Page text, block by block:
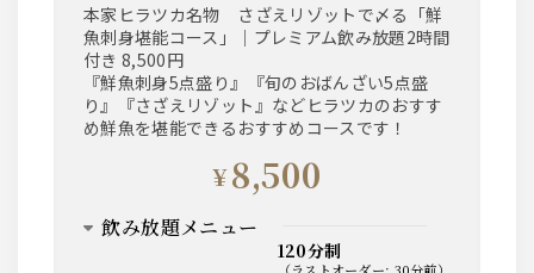
大隅 芋・麦
ワイン赤
カステッリ・セヴェリーノ
テッラニーマプーリアビアンコ
テラスデリスボアブランコ​
本家ヒラツカ名物 さざえリゾットで〆る「鮮
魚刺身堪能コース」｜プレミアム飲み放題2時間
付き 8,500円
『鮮魚刺身5点盛り』『旬のおばんざい5点盛
り』『さざえリゾット』などヒラツカのおすす
め鮮魚を堪能できるおすすめコースです！
¥8,500
飲み放題メニュー
120分制
（ ラストオーダー: 30分前）